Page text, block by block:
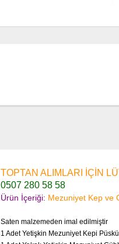
TOPTAN ALIMLARI İÇİN
0507 280 58 58
Ürün İçeriği: Mezuniyet Kep ve
Saten malzemeden imal edilmiştir
1 Adet Yetişkin Mezuniyet Kepi